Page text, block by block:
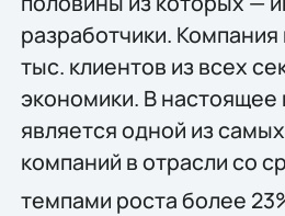
разработчики.
тыс. клиентов из всех
экономики. В
является одной из
компаний в отрасли со
темпами роста более